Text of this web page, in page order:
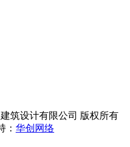
筑设计有限公司 版权所有
： 华创网络